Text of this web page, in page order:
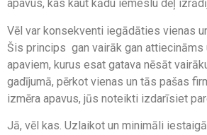
apavus, kas kaut kādu iemeslu dēļ
Vēl var konsekventi iegādāties vienas
Šis princips gan vairāk gan attiecināms
apaviem, kurus esat gatava nēsāt
gadījumā, pērkot vienas un tās pašas
izmēra apavus, jūs noteikti izdarīsiet
Jā, vēl kas. Uzlaikot un minimāli